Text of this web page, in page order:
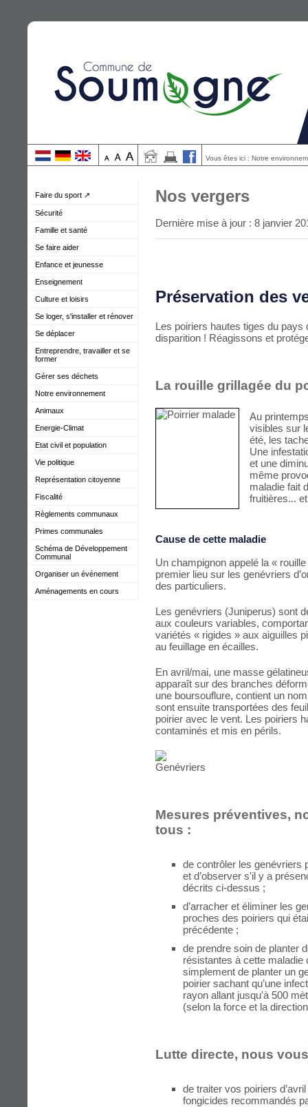
Vous êtes ici : Notre
Faire du sport ↗
Sécurité
Famille et santé
Se faire aider
Enfance et jeunesse
Enseignement
Culture et loisirs
Se loger, s'installer et rénover
Se déplacer
Entreprendre, travailler et se
former
Gérer ses déchets
Notre environnement
Animaux
Energie-Climat
Etat civil et population
Vie politique
Représentation citoyenne
Fiscalité
Règlements communaux
Primes communales
Schéma de Développement
Communal
Organiser un événement
Aménagements en cours
Nos vergers
Dernière mise à jour : 8 janvier
Préservation des
Les poiriers hautes tiges du
disparition ! Réagissons et
La rouille grillagée du
Au
visibles sur
été, les
Une
et une
même
maladie fait
fruitières...
Cause de cette maladie
Un champignon appelé la «
premier lieu sur les genévriers
des particuliers.
Les genévriers (Juniperus) sont
aux couleurs variables,
variétés « rigides » aux aiguilles
au feuillage en écailles.
En avril/mai, une masse
apparaît sur des branches
une boursouflure, contient un
sont ensuite transportées des
poirier avec le vent. Les poiriers
contaminés et mis en périls.
Mesures préventives,
tous :
de contrôler les genévriers
et d’observer s'il y a
décrits ci-dessus ;
d’arracher et éliminer les
proches des poiriers qui
précédente ;
de prendre soin de planter
résistantes à cette maladie
simplement de planter un
poirier sachant qu’une
rayon allant jusqu'à 500
(selon la force et la
Lutte directe, nous
de traiter vos poiriers
fongicides recommandés